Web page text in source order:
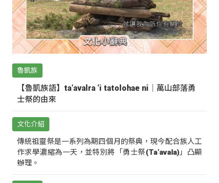
魯凱族
【魯凱族語】ta‘avalra ‘i tatolohae ni｜萬山部落勇
士祭的由來
文化介紹
傳統祖靈祭是一系列為期四個月的祭典，現今配合族人工
作求學濃縮為一天，並特別將「勇士祭(Ta‘avala)」凸顯
辦理。